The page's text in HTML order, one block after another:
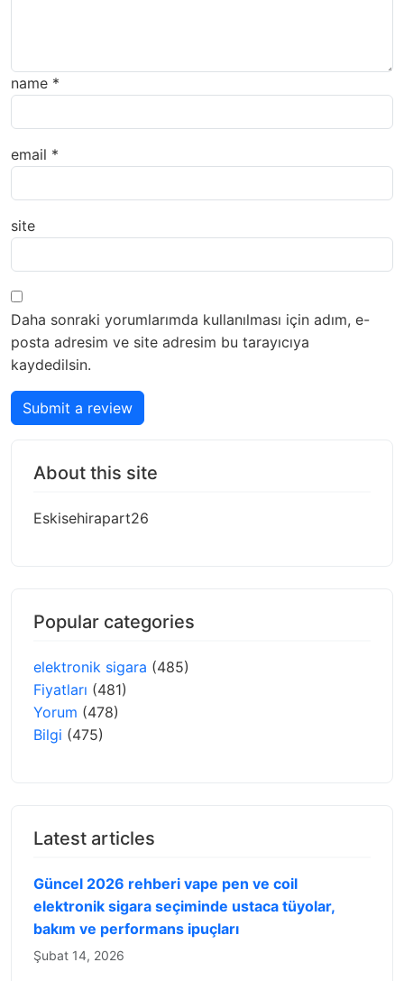
name *
email *
site
Daha sonraki yorumlarımda kullanılması için adım, e-
posta adresim ve site adresim bu tarayıcıya
kaydedilsin.
Submit a review
About this site
Eskisehirapart26
Popular categories
elektronik sigara (485)
Fiyatları (481)
Yorum (478)
Bilgi (475)
Latest articles
Güncel 2026 rehberi vape pen ve coil
elektronik sigara seçiminde ustaca tüyolar,
bakım ve performans ipuçları
Şubat 14, 2026